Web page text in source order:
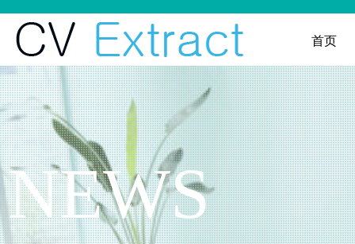
首页
NEWS